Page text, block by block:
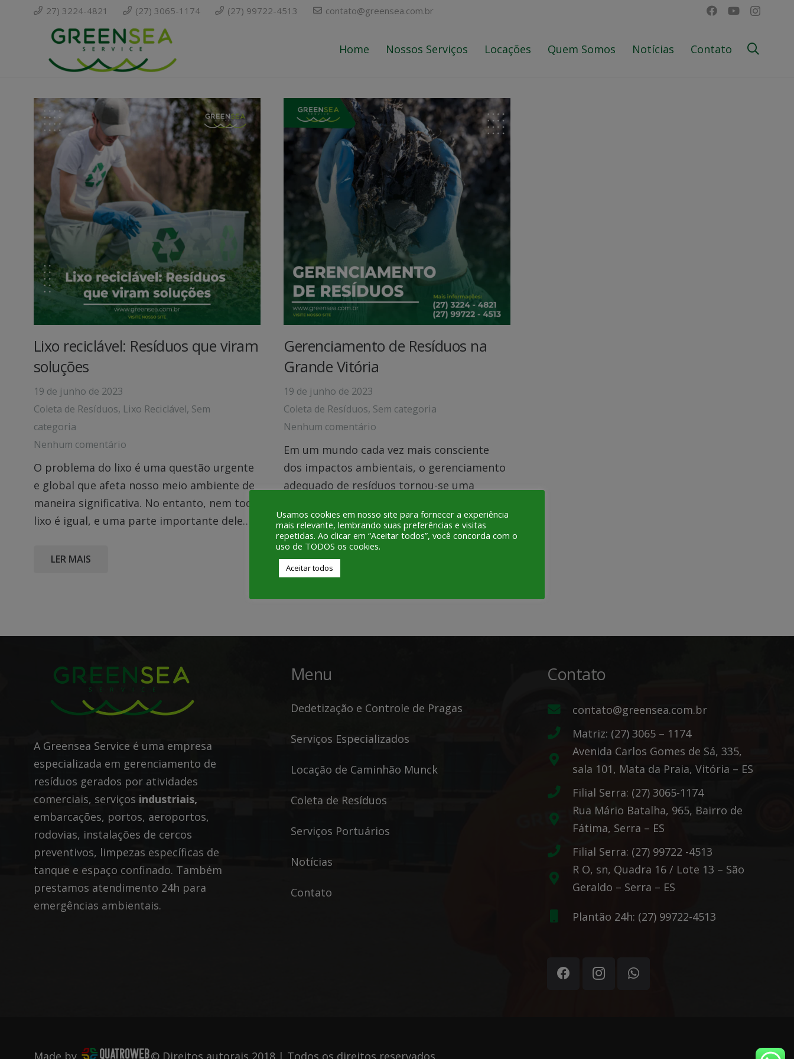
27) 3224-4821 (27) 3065-1174 (27) 99722-4513 contato@greensea.com.br
Home Nossos Serviços Locações Quem Somos Notícias Contato
Lixo reciclável: Resíduos que viram
soluções
19 de junho de 2023
Coleta de Resíduos, Lixo Reciclável, Sem
categoria
Nenhum comentário
O problema do lixo é uma questão urgente
e global que afeta nosso meio ambiente de
maneira significativa. No entanto, nem todo
lixo é igual, e uma parte importante dele…
LER MAIS
Gerenciamento de Resíduos na
Grande Vitória
19 de junho de 2023
Coleta de Resíduos, Sem categoria
Nenhum comentário
Em um mundo cada vez mais consciente
dos impactos ambientais, o gerenciamento
adequado de resíduos tornou-se uma
dos resíduos sólidos e a adoção de
práticas…
LER MAIS
A Greensea Service é uma empresa
especializada em gerenciamento de
resíduos gerados por atividades
comerciais, serviços industriais,
embarcações, portos, aeroportos,
rodovias, instalações de cercos
preventivos, limpezas específicas de
tanque e espaço confinado. Também
prestamos atendimento 24h para
emergências ambientais.
Menu
Dedetização e Controle de Pragas
Serviços Especializados
Locação de Caminhão Munck
Coleta de Resíduos
Serviços Portuários
Notícias
Contato
Contato
contato@greensea.com.br
Matriz: (27) 3065 – 1174
Avenida Carlos Gomes de Sá, 335,
sala 101, Mata da Praia, Vitória – ES
Filial Serra: (27) 3065-1174
Rua Mário Batalha, 965, Bairro de
Fátima, Serra – ES
Filial Serra: (27) 99722 -4513
R O, sn, Quadra 16 / Lote 13 – São
Geraldo – Serra – ES
Plantão 24h: (27) 99722-4513
Made by © Direitos autorais 2018 | Todos os direitos reservados.
Usamos cookies em nosso site para fornecer a experiência
mais relevante, lembrando suas preferências e visitas
repetidas. Ao clicar em “Aceitar todos”, você concorda com o
uso de TODOS os cookies.
Aceitar todos